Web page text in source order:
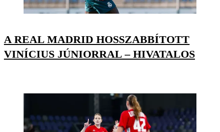
A REAL MADRID HOSSZABBÍTOTT
VINÍCIUS JÚNIORRAL – HIVATALOS